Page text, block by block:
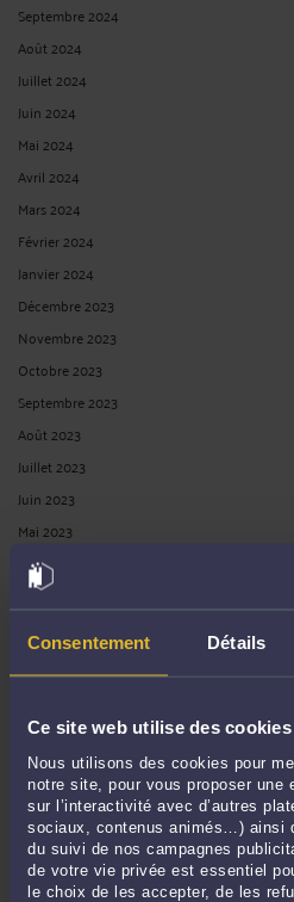
Consentement Détails
Ce site web utilise des cookies
Nous utilisons des cookies pour
notre site, pour vous proposer une
sur l’interactivité avec d’autres
sociaux, contenus animés…) ainsi
du suivi de nos campagnes
de votre vie privée est essentiel
le choix de les accepter, de les
Septembre 2024
Août 2024
Juillet 2024
Juin 2024
Mai 2024
Avril 2024
Mars 2024
Février 2024
Janvier 2024
Décembre 2023
Novembre 2023
Octobre 2023
Septembre 2023
Août 2023
Juillet 2023
Juin 2023
Mai 2023
Avril 2023
Mars 2023
Novembre 2022
Octobre 2022
Septembre 2022
Août 2022
Juillet 2022
Juin 2022